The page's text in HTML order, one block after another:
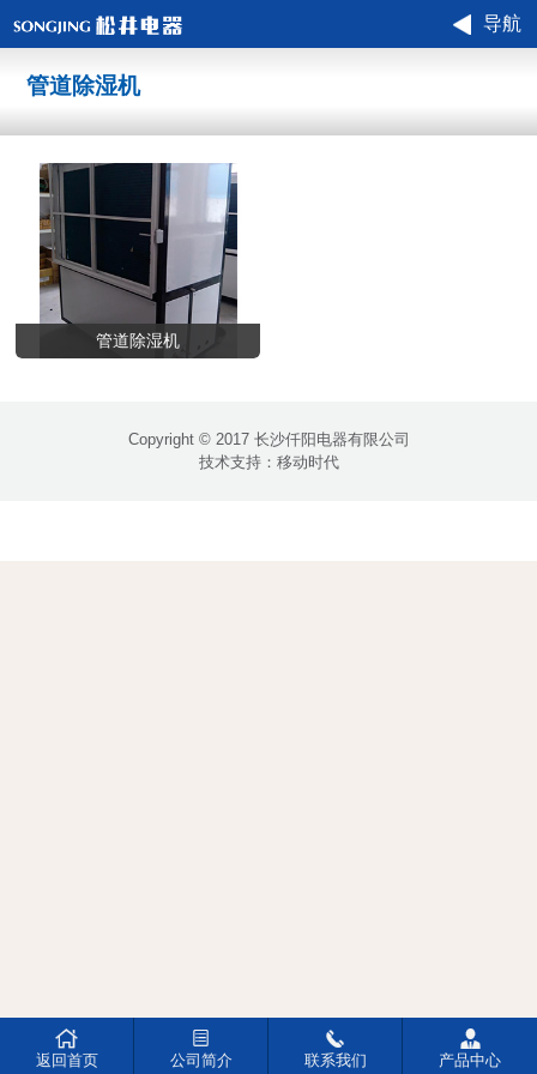
导航
管道除湿机
管道除湿机
Copyright © 2017 长沙仟阳电器有限公司
技术支持： 移动时代

返回首页

公司简介

联系我们

产品中心